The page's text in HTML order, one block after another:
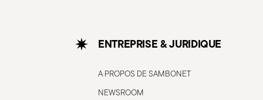
ENTREPRISE & JURIDIQUE
A PROPOS DE SAMBONET
NEWSROOM